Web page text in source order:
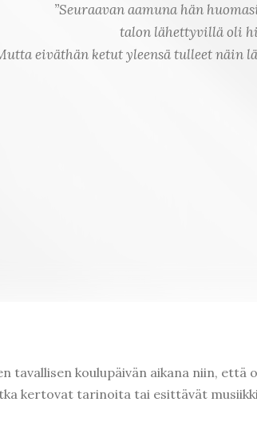
”Seuraavan aamuna hän
talon lähettyvillä oli
eiväthän ketut yleensä tulleet näin
tavallisen koulupäivän aikana niin, että
kertovat tarinoita tai esittävät